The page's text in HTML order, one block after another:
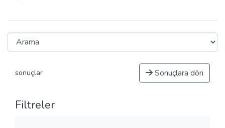
sonuçlar Sonuçlara dön
Filtreler